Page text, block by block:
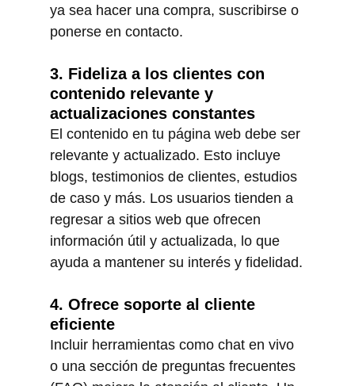
ya sea hacer una compra, suscribirse o
ponerse en contacto.
3. Fideliza a los clientes con
contenido relevante y
actualizaciones constantes
El contenido en tu página web debe ser
relevante y actualizado. Esto incluye
blogs, testimonios de clientes, estudios
de caso y más. Los usuarios tienden a
regresar a sitios web que ofrecen
información útil y actualizada, lo que
ayuda a mantener su interés y fidelidad.
4. Ofrece soporte al cliente
eficiente
Incluir herramientas como chat en vivo
o una sección de preguntas frecuentes